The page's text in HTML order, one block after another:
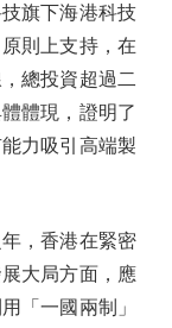
旗下海港科技
則上支持，在
總投資超過二
體現，證明了
力吸引高端製
，香港在緊密
大局方面，應
「一國兩制」